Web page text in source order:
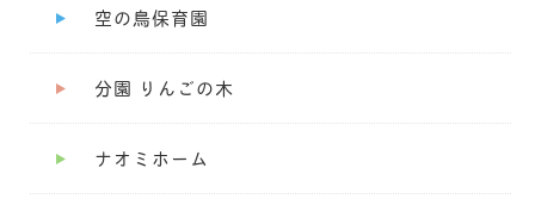
空の鳥保育園
分園 りんごの木
ナオミホーム